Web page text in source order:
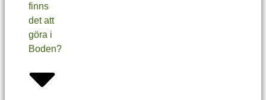
finns
det att
göra i
Boden?